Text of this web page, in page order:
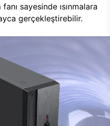
sayesinde ısınmalara
gerçekleştirebilir.